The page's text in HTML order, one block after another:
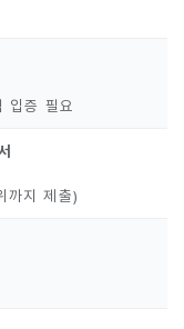
입증 필요
까지 제출)